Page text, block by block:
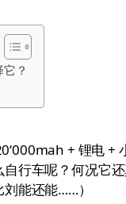
？
+ 锂电 +
行车呢？何况它
能还能……）